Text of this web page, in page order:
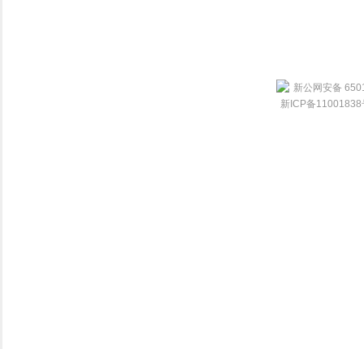
新公网安备
新ICP备11001838